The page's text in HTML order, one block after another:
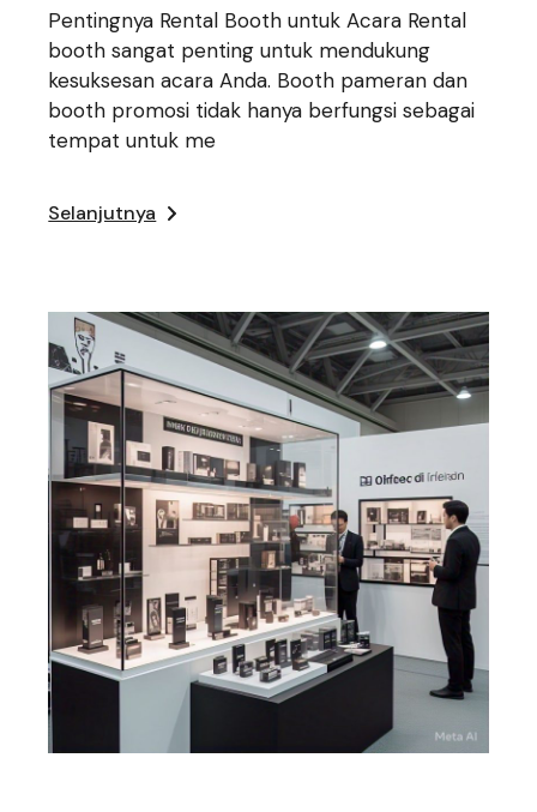
Pentingnya Rental Booth untuk Acara Rental
booth sangat penting untuk mendukung
kesuksesan acara Anda. Booth pameran dan
booth promosi tidak hanya berfungsi sebagai
tempat untuk me
Selanjutnya